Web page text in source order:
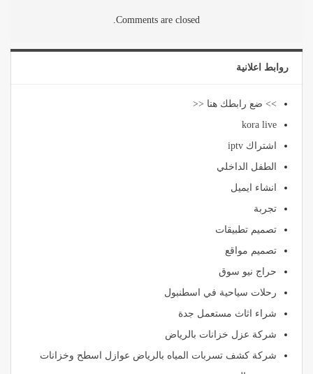
Comments are closed.
روابط اعلانية
>> ضع رابطك هنا <<
kora live
اشتراك iptv
الطفل الداخلي
انشاء ايميل
تجربة
تصميم تطبيقات
تصميم مواقع
حراج نيو سوق
رحلات سياحية في اسطنبول
شراء اثاث مستعمل جدة
شركة عزل خزانات بالرياض
شركة كشف تسربات المياه بالرياض عوازل اسطح وخزانات